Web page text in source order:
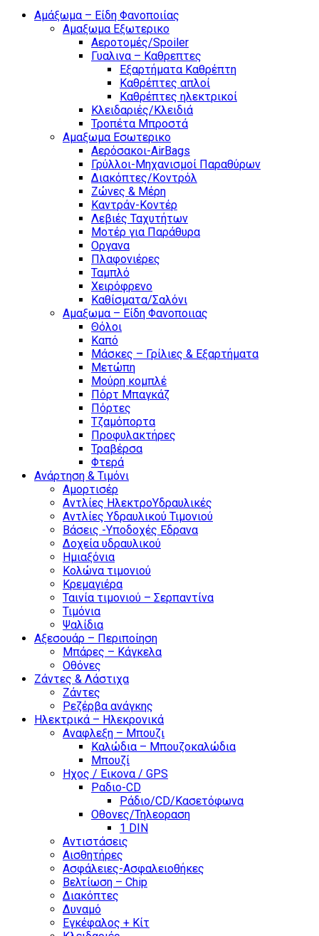
Αμάξωμα – Είδη Φανοποιίας
Αμαξωμα Εξωτερικο
Αεροτομές/Spoiler
Γυαλινα – Καθρεπτες
Εξαρτήματα Καθρέπτη
Καθρέπτες απλοί
Καθρέπτες ηλεκτρικοί
Κλειδαριές/Κλειδιά
Τροπέτα Μπροστά
Αμαξωμα Εσωτερικο
Αερόσακοι-AirBags
Γρύλλοι-Μηχανισμοί Παραθύρων
Διακόπτες/Κοντρόλ
Ζώνες & Μέρη
Καντράν-Κοντέρ
Λεβιές Ταχυτήτων
Μοτέρ για Παράθυρα
Οργανα
Πλαφονιέρες
Ταμπλό
Χειρόφρενο
Καθίσματα/Σαλόνι
Αμαξωμα – Είδη Φανοποιιας
Θόλοι
Καπό
Μάσκες – Γρίλιες & Εξαρτήματα
Μετώπη
Μούρη κομπλέ
Πόρτ Μπαγκάζ
Πόρτες
Τζαμόπορτα
Προφυλακτήρες
Τραβέρσα
Φτερά
Ανάρτηση & Τιμόνι
Αμορτισέρ
Αντλίες ΗλεκτροΥδραυλικές
Αντλίες Υδραυλικού Τιμονιού
Βάσεις -Υποδοχές Εδρανα
Δοχεία υδραυλικού
Ημιαξόνια
Κολώνα τιμονιού
Κρεμαγιέρα
Ταινία τιμονιού – Σερπαντίνα
Τιμόνια
Ψαλίδια
Αξεσουάρ – Περιποίηση
Μπάρες – Κάγκελα
Οθόνες
Ζάντες & Λάστιχα
Ζάντες
Ρεζέρβα ανάγκης
Ηλεκτρικά – Ηλεκρονικά
Αναφλεξη – Μπουζι
Καλώδια – Μπουζοκαλώδια
Μπουζί
Ηχος / Εικονα / GPS
Ραδιο-CD
Ράδιο/CD/Κασετόφωνα
Οθονες/Τηλεοραση
1 DIN
Αντιστάσεις
Αισθητήρες
Ασφάλειες-Ασφαλειοθήκες
Βελτίωση – Chip
Διακόπτες
Δυναμό
Εγκέφαλος + Κίτ